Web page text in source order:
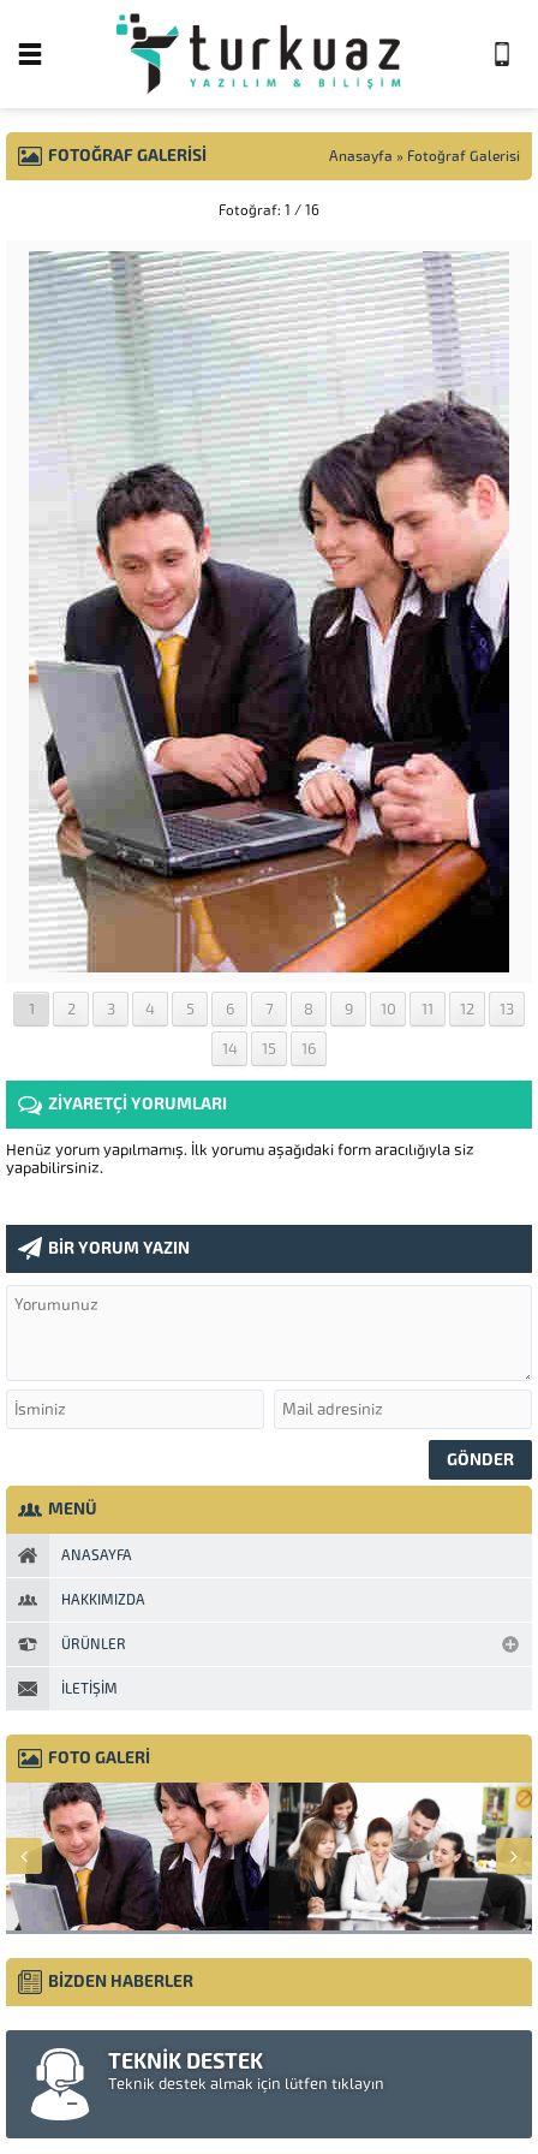
FOTOĞRAF GALERISI Anasayfa » Fotoğraf Galerisi
Fotoğraf: 1 / 16
1 2 3 4 5 6 7 8 9 10 11 12 13
14 15 16
ZİYARETÇİ YORUMLARI
Henüz yorum yapılmamış. İlk yorumu aşağıdaki form aracılığıyla siz
yapabilirsiniz.
BİR YORUM YAZIN
MENÜ
ANASAYFA
HAKKIMIZDA
ÜRÜNLER
İLETIŞIM
FOTO GALERİ
BİZDEN HABERLER
TEKNİK DESTEK
Teknik destek almak için lütfen tıklayın